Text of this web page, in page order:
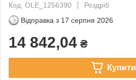
Код: OLE_1256390
Роздріб
Відправка з 17 серпня 2026
14 842,04 ₴
Купити